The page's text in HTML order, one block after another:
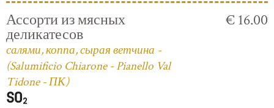
Ассорти из мясных
деликатесов
салями, коппа, сырая ветчина -
(Salumificio Chiarone - Pianello Val
Tidone - ПК)
€ 16.00